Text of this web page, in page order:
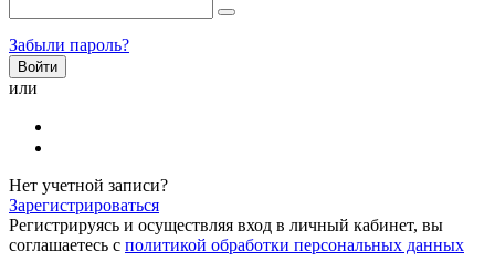
Забыли пароль?
или
Нет учетной записи?
Зарегистрироваться
Регистрируясь и осуществляя вход в личный кабинет, вы
соглашаетесь с политикой обработки персональных данных